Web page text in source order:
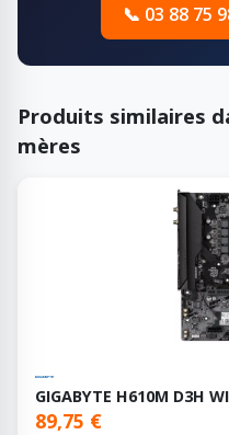
📞 03 88 75
Produits similaires
mères
GIGABYTE H610M D3H
89,75 €